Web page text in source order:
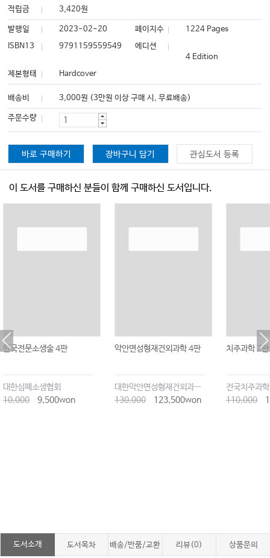
적립금 3,420원
발행일 2023-02-20 페이지수
1224 Pages
ISBN13
9791159559549
에디션
4 Edition
제본형태
Hardcover
배송비 3,000원 (3만원 이상 구매 시, 무료배송)
주문수량
바로 구매하기 장바구니 담기 관심도서 등록
이 도서를 구매하신 분들이 함께 구매하신 도서입니다.
한국전문소생술 4판
대한심폐소생협회
10,000
9,500won
악안면성형재건외과학 4판
대한악안면성형재건외과학회
130,000
123,500won
치주과학 7판
전국치주과
110,000
도서소개 도서목차 배송/반품/교환 리뷰(0) 상품문의